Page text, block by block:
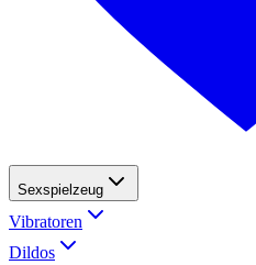
Sexspielzeug
Vibratoren
Dildos